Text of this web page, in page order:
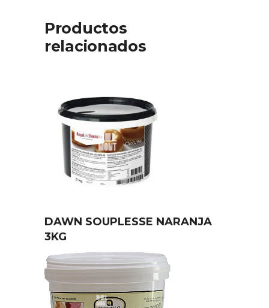
Productos
relacionados
DAWN SOUPLESSE NARANJA
3KG